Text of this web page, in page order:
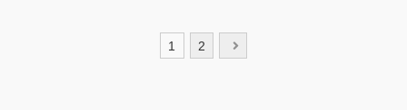
1 2